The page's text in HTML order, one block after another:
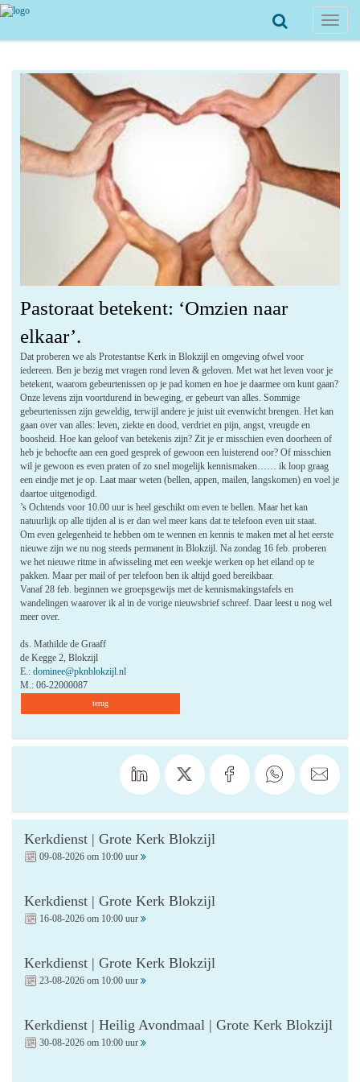
Toggle
Pastoraat betekent: ‘Omzien naar
elkaar’.
Dat proberen we als Protestantse Kerk in Blokzijl en omgeving ofwel voor
iedereen. Ben je bezig met vragen rond leven & geloven. Met wat het leven voor je
betekent, waarom gebeurtenissen op je pad komen en hoe je daarmee om kunt gaan?
Onze levens zijn voortdurend in beweging, er gebeurt van alles. Sommige
gebeurtenissen zijn geweldig, terwijl andere je juist uit evenwicht brengen. Het kan
gaan over van alles: leven, ziekte en dood, verdriet en pijn, angst, vreugde en
boosheid. Hoe kan geloof van betekenis zijn? Zit je er misschien even doorheen of
heb je behoefte aan een goed gesprek of gewoon een luisterend oor? Of misschien
wil je gewoon es even praten of zo snel mogelijk kennismaken…… ik loop graag
een eindje met je op. Laat maar weten (bellen, appen, mailen, langskomen) en voel je
daartoe uitgenodigd.
’s Ochtends voor 10.00 uur is heel geschikt om even te bellen. Maar het kan
natuurlijk op alle tijden al is er dan wel meer kans dat te telefoon even uit staat.
Om even gelegenheid te hebben om te wennen en kennis te maken met al het eerste
nieuwe zijn we nu nog steeds permanent in Blokzijl. Na zondag 16 feb. proberen
we het nieuwe ritme in afwisseling met een weekje werken op het eiland op te
pakken. Maar per mail of per telefoon ben ik altijd goed bereikbaar.
Vanaf 28 feb. beginnen we groepsgewijs met de kennismakingstafels en
wandelingen waarover ik al in de vorige nieuwsbrief schreef. Daar leest u nog wel
meer over.
ds. Mathilde de Graaff
de Kegge 2, Blokzijl
E.:dominee@pknblokzijl.nl
M.: 06-22000087
terug
Kerkdienst | Grote Kerk Blokzijl
09-08-2026 om 10:00 uur
Kerkdienst | Grote Kerk Blokzijl
16-08-2026 om 10:00 uur
Kerkdienst | Grote Kerk Blokzijl
23-08-2026 om 10:00 uur
Kerkdienst | Heilig Avondmaal | Grote Kerk Blokzijl
30-08-2026 om 10:00 uur